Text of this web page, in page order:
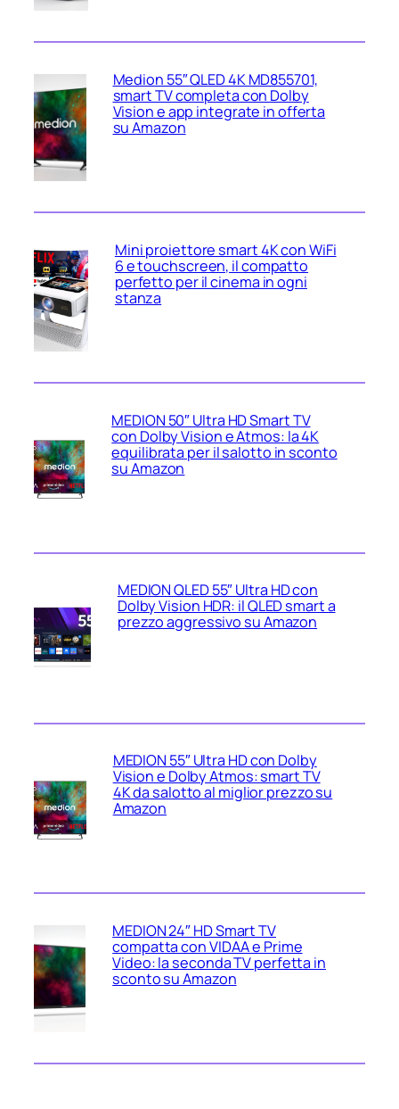
Medion 55″ QLED 4K MD855701,
smart TV completa con Dolby
Vision e app integrate in offerta
su Amazon
Mini proiettore smart 4K con WiFi
6 e touchscreen, il compatto
perfetto per il cinema in ogni
stanza
MEDION 50″ Ultra HD Smart TV
con Dolby Vision e Atmos: la 4K
equilibrata per il salotto in sconto
su Amazon
MEDION QLED 55″ Ultra HD con
Dolby Vision HDR: il QLED smart a
prezzo aggressivo su Amazon
MEDION 55″ Ultra HD con Dolby
Vision e Dolby Atmos: smart TV
4K da salotto al miglior prezzo su
Amazon
MEDION 24″ HD Smart TV
compatta con VIDAA e Prime
Video: la seconda TV perfetta in
sconto su Amazon